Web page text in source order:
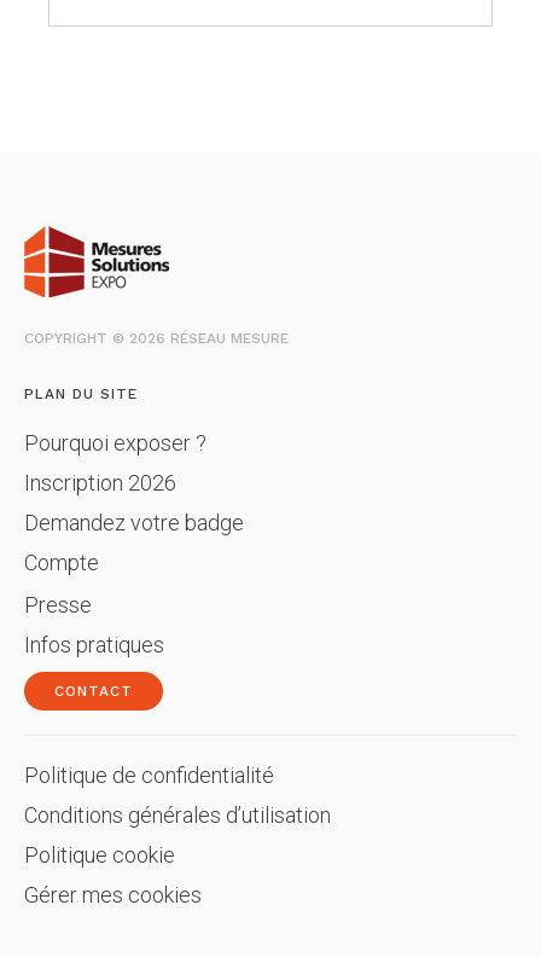
COPYRIGHT © 2026 RÉSEAU MESURE
PLAN DU SITE
Pourquoi exposer ?
Inscription 2026
Demandez votre badge
Compte
Presse
Infos pratiques
CONTACT
Politique de confidentialité
Conditions générales d’utilisation
Politique cookie
Gérer mes cookies